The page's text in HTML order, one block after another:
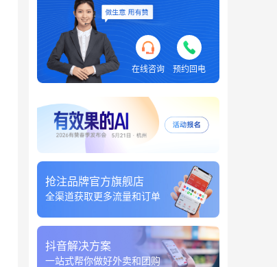
在线咨询 预约回电
抢注品牌官方旗舰店
全渠道获取更多流量和订单
抖音解决方案
一站式帮你做好外卖和团购